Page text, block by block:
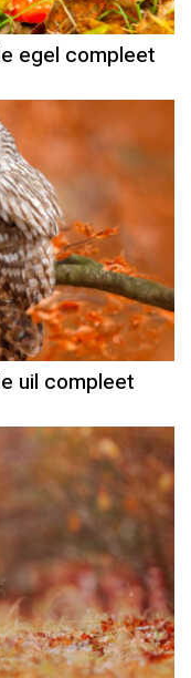
egel compleet
uil compleet